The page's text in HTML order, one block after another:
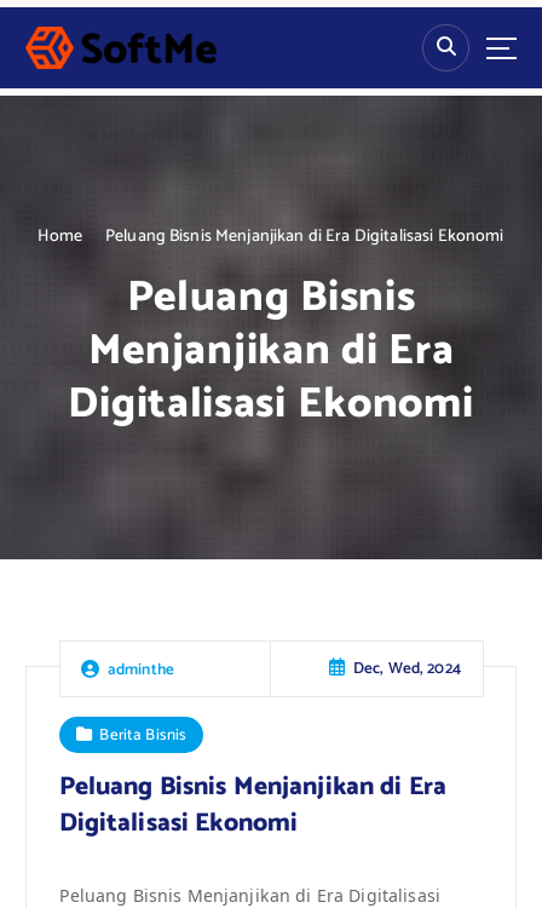
S
p
Home Peluang Bisnis Menjanjikan di Era Digitalisasi Ekonomi
Peluang Bisnis
Menjanjikan di Era
Digitalisasi Ekonomi
adminthe Dec, Wed, 2024
Berita Bisnis
Peluang Bisnis Menjanjikan di Era
Digitalisasi Ekonomi
Peluang Bisnis Menjanjikan di Era Digitalisasi